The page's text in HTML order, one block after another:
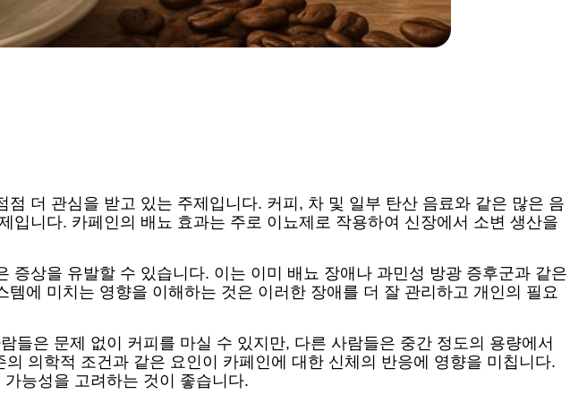
더 관심을 받고 있는 주제입니다. 커피, 차 및 일부 탄산 음료와 같은 많은 음
니다. 카페인의 배뇨 효과는 주로 이뇨제로 작용하여 신장에서 소변 생산을
상을 유발할 수 있습니다. 이는 이미 배뇨 장애나 과민성 방광 증후군과 같은
에 미치는 영향을 이해하는 것은 이러한 장애를 더 잘 관리하고 개인의 필요
은 문제 없이 커피를 마실 수 있지만, 다른 사람들은 중간 정도의 용량에서
의학적 조건과 같은 요인이 카페인에 대한 신체의 반응에 영향을 미칩니다.
능성을 고려하는 것이 좋습니다.